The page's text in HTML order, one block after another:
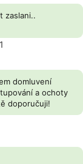
zaslani..
domluvení
a ochoty
doporučuji!